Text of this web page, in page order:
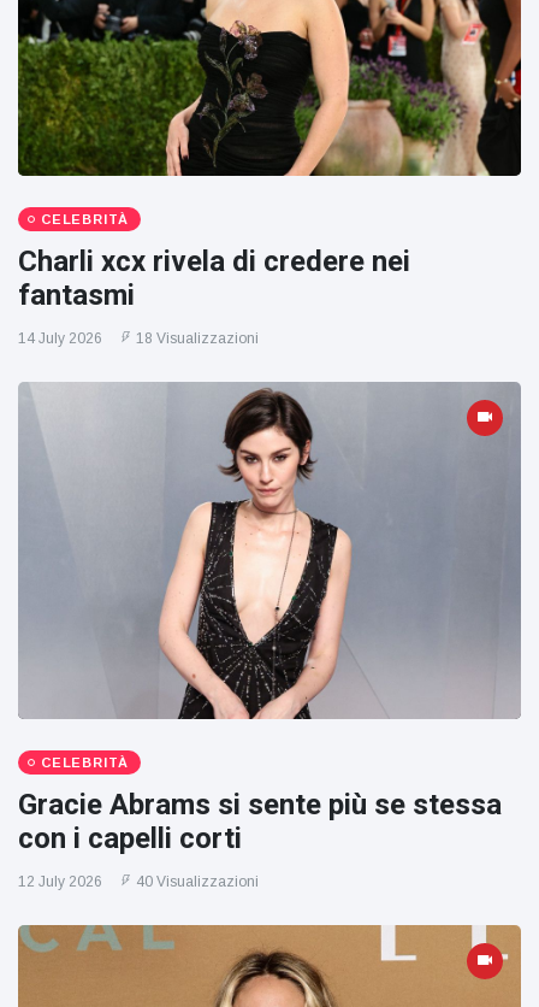
CELEBRITÀ
Charli xcx rivela di credere nei
fantasmi
14 July 2026 18 Visualizzazioni
CELEBRITÀ
Gracie Abrams si sente più se stessa
con i capelli corti
12 July 2026 40 Visualizzazioni